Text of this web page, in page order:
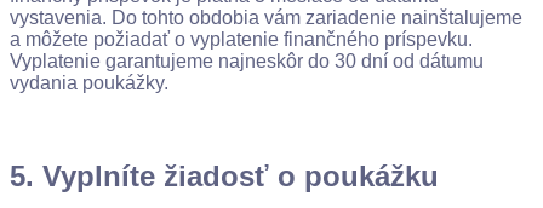
vystavenia. Do tohto obdobia vám zariadenie nainštalujeme
a môžete požiadať o vyplatenie finančného príspevku.
Vyplatenie garantujeme najneskôr do 30 dní od dátumu
vydania poukážky.
5. Vyplníte žiadosť o poukážku